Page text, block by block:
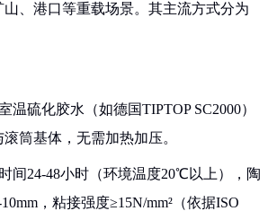
、港口等重载场景。其主流方式分为
温硫化胶水（如德国TIPTOP SC2000）
筒基体，无需加热加压。
间24-48小时（环境温度20℃以上），陶
，粘接强度≥15N/mm²（依据ISO